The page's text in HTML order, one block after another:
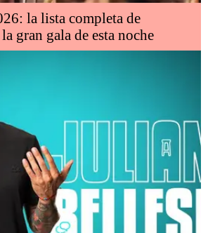
la lista completa de
gran gala de esta noche